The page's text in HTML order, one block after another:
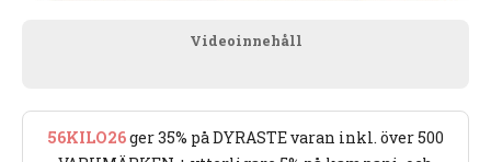
Videoinnehåll
56KILO26ger 35% på DYRASTE varan inkl. över 500